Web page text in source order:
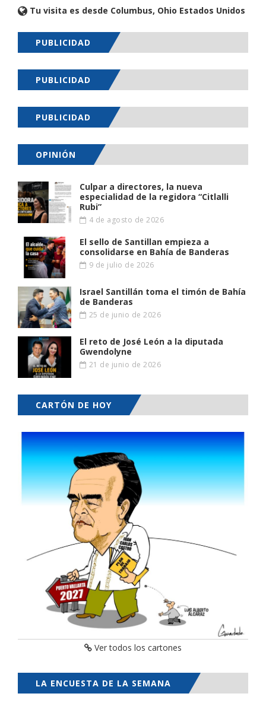
Tu visita es desde Columbus, Ohio Estados Unidos
PUBLICIDAD
PUBLICIDAD
PUBLICIDAD
OPINIÓN
Culpar a directores, la nueva
especialidad de la regidora “Citlalli
Rubi”
4 de agosto de 2026
El sello de Santillan empieza a
consolidarse en Bahía de Banderas
9 de julio de 2026
Israel Santillán toma el timón de Bahía
de Banderas
25 de junio de 2026
El reto de José León a la diputada
Gwendolyne
21 de junio de 2026
CARTÓN DE HOY
Ver todos los cartones
LA ENCUESTA DE LA SEMANA